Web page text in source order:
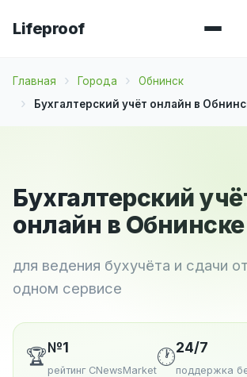
Lifeproof
Главная Города
Обнинск
Бухгалтерский учёт онлайн в
Бухгалтерский
онлайн в Обнинске
для ведения бухучёта и сдачи
одном сервисе
🏆№1
рейтинг CNewsMarket
🕐24/7
поддержка